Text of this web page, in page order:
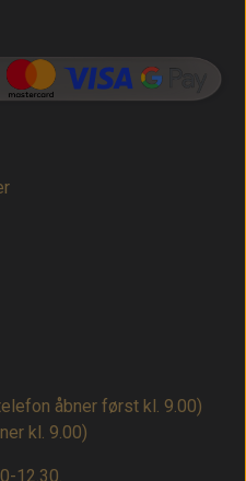
åbner først kl. 9.00)
kl. 9.00)
12.30.